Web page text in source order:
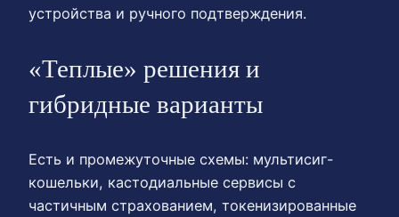
устройства и ручного подтверждения.
«Теплые» решения и
гибридные варианты
Есть и промежуточные схемы: мультисиг-
кошельки, кастодиальные сервисы с
частичным страхованием, токенизированные